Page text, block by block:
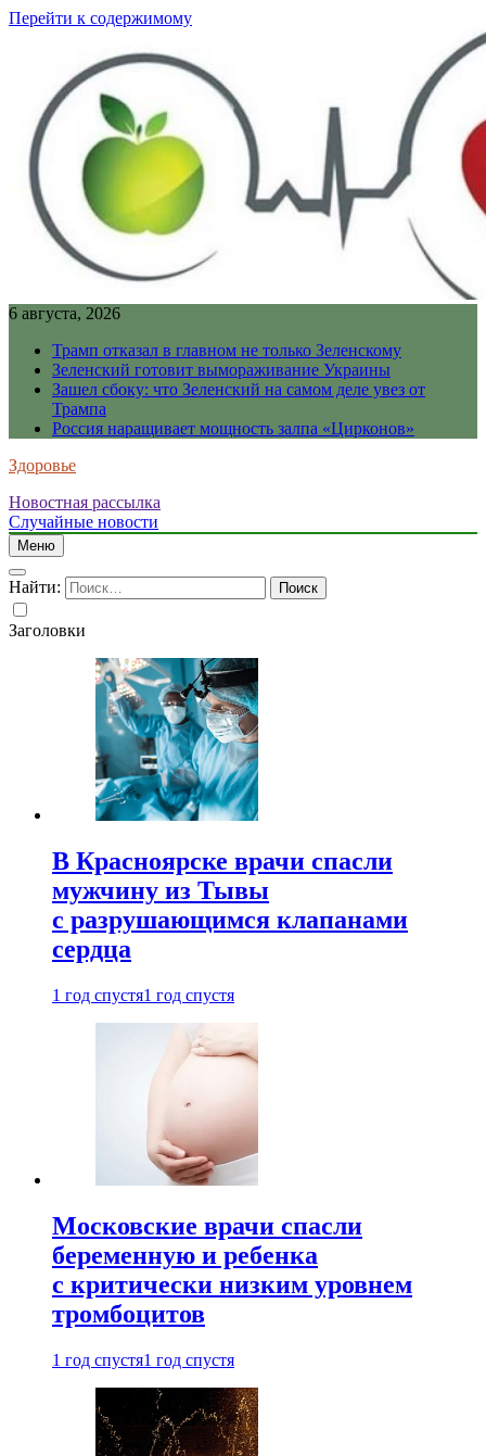
Перейти к содержимому
6 августа, 2026
Трамп отказал в главном не только Зеленскому
Зеленский готовит вымораживание Украины
Зашел сбоку: что Зеленский на самом деле увез от
Трампа
Россия наращивает мощность залпа «Цирконов»
Здоровье
Новостная рассылка
Случайные новости
Меню
Найти:
Заголовки
В Красноярске врачи спасли
мужчину из Тывы
с разрушающимся клапанами
сердца
1 год спустя1 год спустя
Московские врачи спасли
беременную и ребенка
с критически низким уровнем
тромбоцитов
1 год спустя1 год спустя